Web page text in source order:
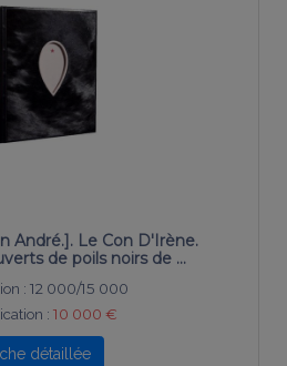
André.]. Le Con D'Irène.
de poils noirs de …
: 12 000/15 000
: 10 000 €
détaillée